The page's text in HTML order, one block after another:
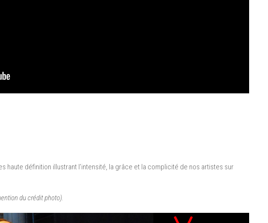
haute définition illustrant l’intensité, la grâce et la complicité de nos artistes sur
du crédit photo).